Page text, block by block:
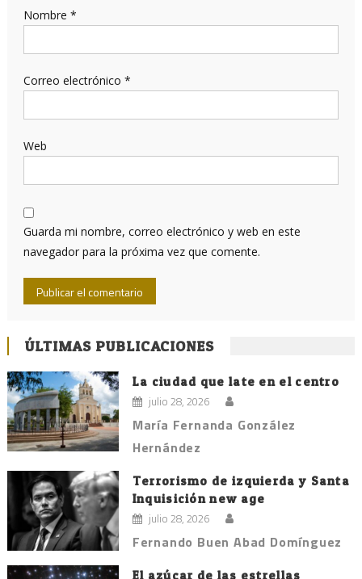
Nombre *
Correo electrónico *
Web
Guarda mi nombre, correo electrónico y web en este
navegador para la próxima vez que comente.
ÚLTIMAS PUBLICACIONES
La ciudad que late en el centro
julio 28, 2026
María Fernanda González
Hernández
Terrorismo de izquierda y Santa
Inquisición new age
julio 28, 2026
Fernando Buen Abad Domínguez
El azúcar de las estrellas